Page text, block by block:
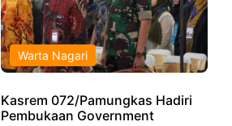
Warta Nagari
Kasrem 072/Pamungkas Hadiri
Pembukaan Government